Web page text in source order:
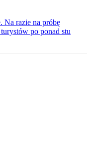
Na razie na próbę
po ponad stu